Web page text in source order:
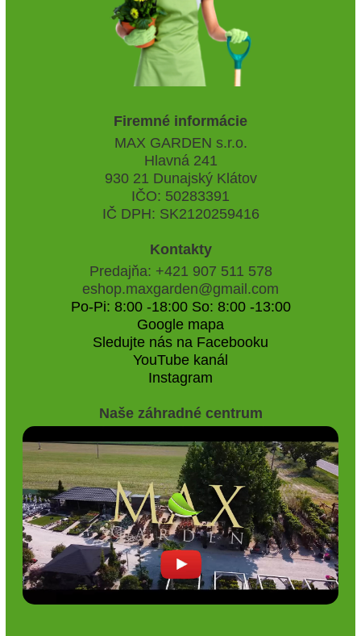
Firemné informácie
MAX GARDEN s.r.o.
Hlavná 241
930 21 Dunajský Klátov
IČO: 50283391
IČ DPH: SK2120259416
Kontakty
Predajňa: +421 907 511 578
eshop.maxgarden@gmail.com
Po-Pi: 8:00 -18:00 So: 8:00 -13:00
Google mapa
Sledujte nás na Facebooku
YouTube kanál
Instagram
Naše záhradné centrum